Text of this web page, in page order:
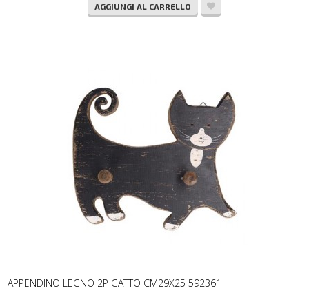
AGGIUNGI AL CARRELLO
APPENDINO LEGNO 2P GATTO CM29X25 592361